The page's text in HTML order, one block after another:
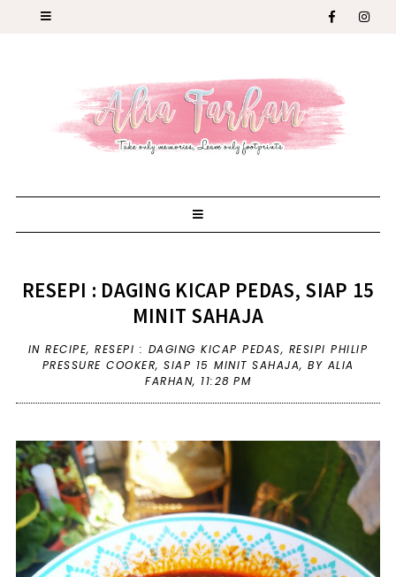
RESEPI : DAGING KICAP PEDAS, SIAP 15
MINIT SAHAJA
INRECIPE,RESEPI : DAGING KICAP PEDAS, RESIPI PHILIP
PRESSURE COOKER, SIAP 15 MINIT SAHAJA, BY ALIA
FARHAN, 11:28 PM